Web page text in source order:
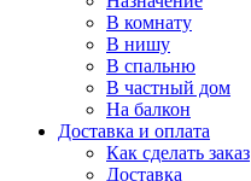
В комнату
В нишу
В спальню
В частный дом
На балкон
Доставка и оплата
Как сделать заказ
Доставка